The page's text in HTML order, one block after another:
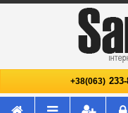
+38(063)